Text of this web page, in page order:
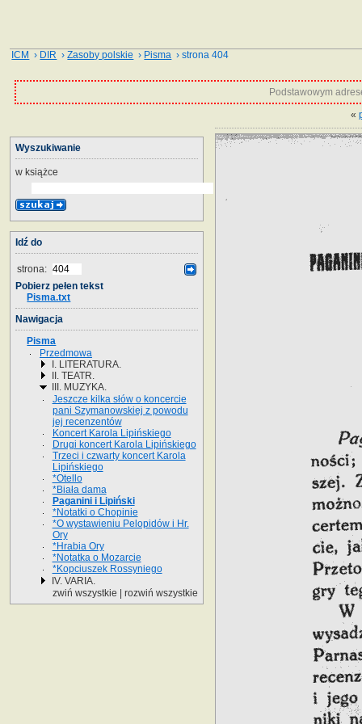
ICM › DIR ›Zasoby polskie › Pisma › strona 404
Podstawowym
«
Wyszukiwanie
w książce
Idź do
strona:
Pobierz pełen tekst
Pisma.txt
Nawigacja
Pisma
Przedmowa
I. LITERATURA.
II. TEATR.
III. MUZYKA.
Jeszcze kilka słów o koncercie
pani Szymanowskiej z powodu
jej recenzentów
Koncert Karola Lipińskiego
Drugi koncert Karola Lipińskiego
Trzeci i czwarty koncert Karola
Lipińskiego
*Otello
*Biała dama
Paganini i Lipiński
*Notatki o Chopinie
*O wystawieniu Pelopidów i Hr.
Ory
*Hrabia Ory
*Notatka o Mozarcie
*Kopciuszek Rossyniego
IV. VARIA.
zwiń wszystkie
rozwiń wszystkie